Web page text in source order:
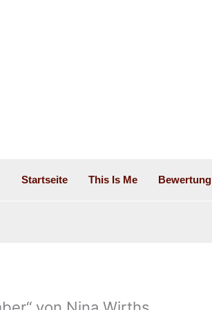
Startseite This Is Me Bewertung